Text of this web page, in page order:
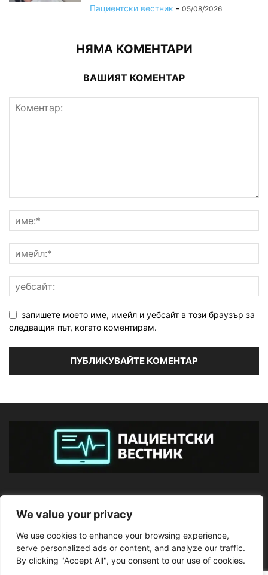
We value your privacy
We use cookies to enhance your browsing experience,
serve personalized ads or content, and analyze our traffic.
By clicking "Accept All", you consent to our use of cookies.
Пациентски вестник - 05/08/2026
НЯМА КОМЕНТАРИ
ВАШИЯТ КОМЕНТАР
запишете моето име, имейл и уебсайт в този браузър за
следващия път, когато коментирам.
ПОСЛЕДВАЙТЕ НИ